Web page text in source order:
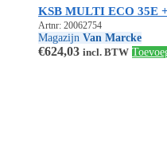
KSB MULTI ECO 35E
Artnr: 20062754
Magazijn Van Marcke
€624,03 incl. BTW